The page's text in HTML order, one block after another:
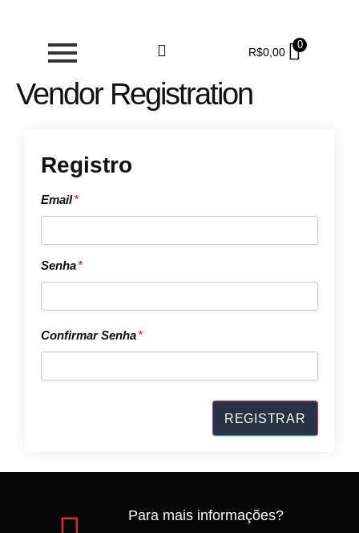
R$0,00
0
Vendor Registration
Registro
Email*
Senha*
Confirmar Senha*
Para mais informações?